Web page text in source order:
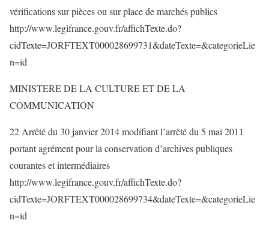
vérifications sur pièces ou sur place de marchés publics
http://www.legifrance.gouv.fr/affichTexte.do?
cidTexte=JORFTEXT000028699731&dateTexte=&categorieLie
n=id
MINISTERE DE LA CULTURE ET DE LA
COMMUNICATION
22 Arrêté du 30 janvier 2014 modifiant l’arrêté du 5 mai 2011
portant agrément pour la conservation d’archives publiques
courantes et intermédiaires
http://www.legifrance.gouv.fr/affichTexte.do?
cidTexte=JORFTEXT000028699734&dateTexte=&categorieLie
n=id